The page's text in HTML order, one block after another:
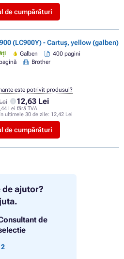
de ajutor?
de
de cumpărături
(LC900Y) - Cartuș, yellow (galben)
Galben
400 pagini
Brother
12,63 Lei
Lei fără TVA
ultimele 30 de zile: 12,42 Lei
de cumpărături
este potrivit produsul?